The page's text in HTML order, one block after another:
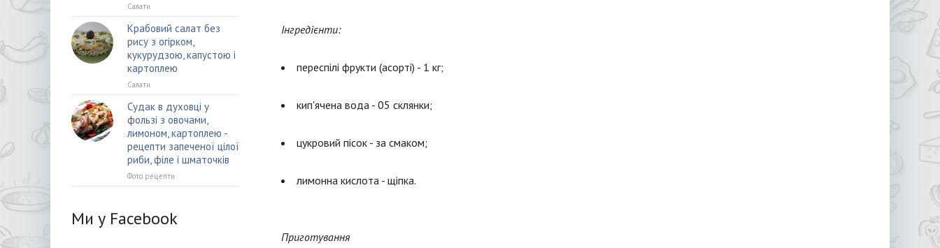
Інгредієнти:
переспілі фрукти (асорті) - 1 кг;
кип'ячена вода - 05 склянки;
цукровий пісок - за смаком;
лимонна кислота - щіпка.
Приготування
Салати
Крабовий салат без
рису з огірком,
кукурудзою, капустою і
картоплею
Салати
Судак в духовці у
фользі з овочами,
лимоном, картоплею -
рецепти запеченої цілої
риби, філе і шматочків
Фото рецепти
Ми у Facebook